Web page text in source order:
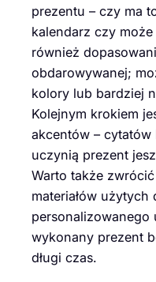
prezentu – czy ma
kalendarz czy
również
obdarowywanej;
kolory lub bardziej
Kolejnym krokiem
akcentów –
uczynią prezent
Warto także
materiałów
wykonany prezent
długi czas.